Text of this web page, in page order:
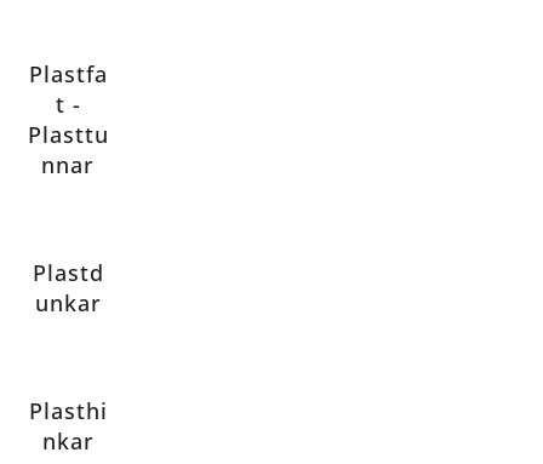
Plastfa
t -
Plasttu
nnar
Plastd
unkar
Plasthi
nkar